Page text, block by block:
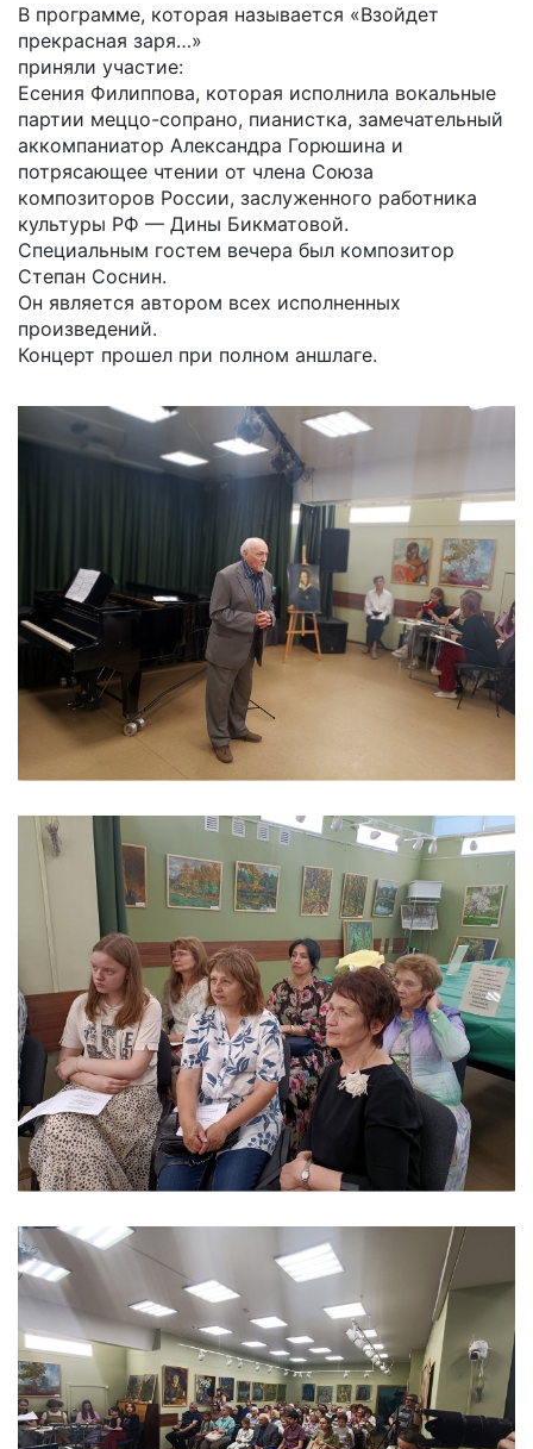
В программе, которая называется «Взойдет
прекрасная заря…»
приняли участие:
Есения Филиппова, которая исполнила вокальные
партии меццо-сопрано, пианистка, замечательный
аккомпаниатор Александра Горюшина и
потрясающее чтении от члена Союза
композиторов России, заслуженного работника
культуры РФ — Дины Бикматовой.
Специальным гостем вечера был композитор
Степан Соснин.
Он является автором всех исполненных
произведений.
Концерт прошел при полном аншлаге.